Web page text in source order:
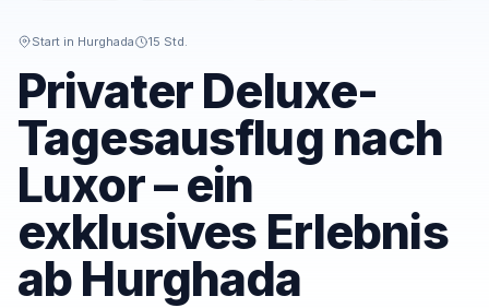
Start in Hurghada 15 Std.
Privater Deluxe-
Tagesausflug nach
Luxor – ein
exklusives Erlebnis
ab Hurghada